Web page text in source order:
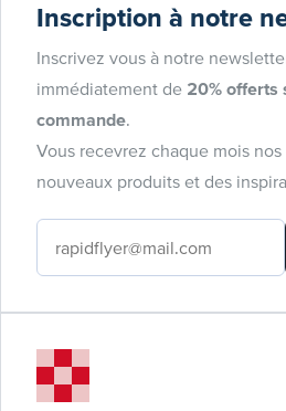
Inscription à notre
Inscrivez vous à notre
immédiatement de 20% offerts
commande
Vous recevrez chaque mois
nouveaux produits et des